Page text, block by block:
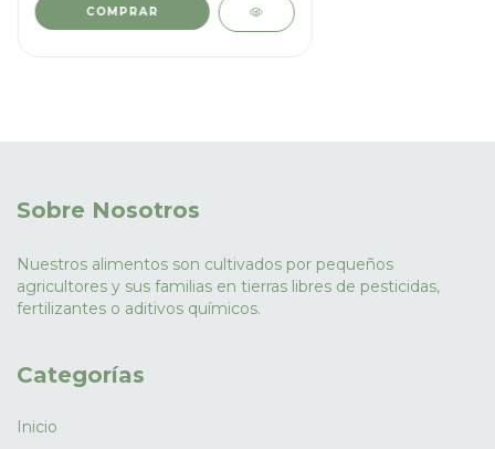
Sobre Nosotros
Nuestros alimentos son cultivados por pequeños
agricultores y sus familias en tierras libres de pesticidas,
fertilizantes o aditivos químicos.
Categorías
Inicio